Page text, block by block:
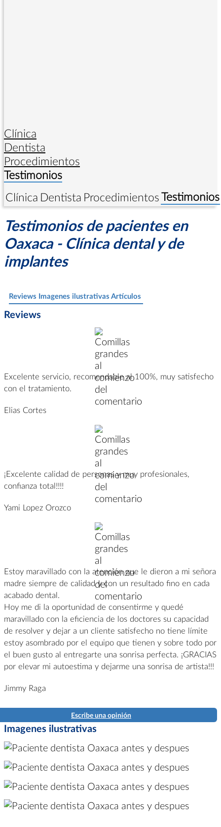
Clínica
Dentista
Procedimientos
Testimonios
Clínica Dentista ProcedimientosTestimonios
Testimonios de pacientes en
Oaxaca - Clínica dental y de
implantes
Reviews Imagenes ilustrativas Artículos
Reviews
Excelente servicio, recomendable al 100%, muy satisfecho
con el tratamiento.
Elias Cortes
¡Excelente calidad de personas y muy profesionales,
confianza total!!!!
Yami Lopez Orozco
Estoy maravillado con la atención que le dieron a mi señora
madre siempre de calidad y con un resultado fino en cada
acabado dental.
Hoy me di la oportunidad de consentirme y quedé
maravillado con la eficiencia de los doctores su capacidad
de resolver y dejar a un cliente satisfecho no tiene límite
estoy asombrado por el equipo que tienen y sobre todo por
el buen gusto al entregarte una sonrisa perfecta. ¡GRACIAS
por elevar mi autoestima y dejarme una sonrisa de artista!!!
Jimmy Raga
Escribe una opinión
Imagenes ilustrativas